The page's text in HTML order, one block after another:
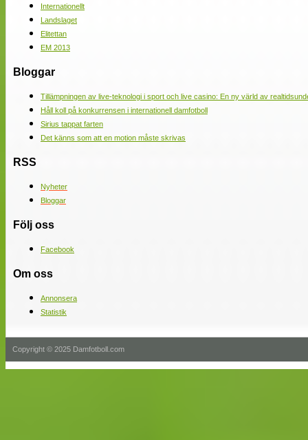
Internationellt
Landslaget
Elitettan
EM 2013
Bloggar
Tillämpningen av live-teknologi i sport och live casino: En ny värld av
Håll koll på konkurrensen i internationell damfotboll
Sirius tappat farten
Det känns som att en motion måste skrivas
RSS
Nyheter
Bloggar
Följ oss
Facebook
Om oss
Annonsera
Statistik
Copyright © 2025 Damfotboll.com